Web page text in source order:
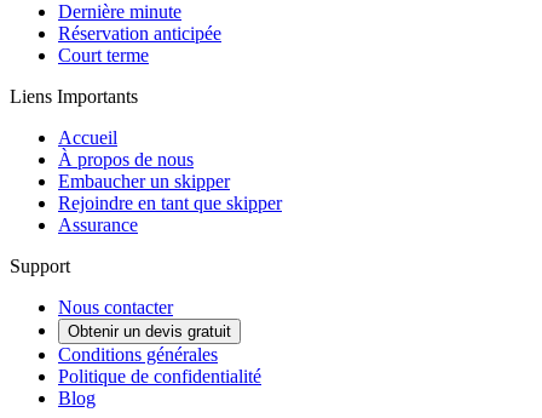
Dernière minute
Réservation anticipée
Court terme
Liens Importants
Accueil
À propos de nous
Embaucher un skipper
Rejoindre en tant que skipper
Assurance
Support
Nous contacter
Obtenir un devis gratuit
Conditions générales
Politique de confidentialité
Blog